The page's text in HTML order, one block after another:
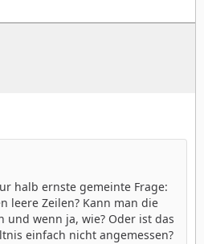
halb ernste gemeinte Frage:
leere Zeilen? Kann man die
wenn ja, wie? Oder ist das
einfach nicht angemessen?